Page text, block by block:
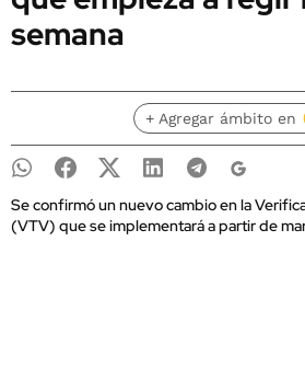
semana
+ Agregar ámbito en
Se confirmó un nuevo cambio en la
(VTV) que se implementará a partir de